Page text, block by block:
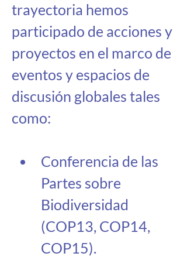
trayectoria hemos
participado de acciones y
proyectos en el marco de
eventos y espacios de
discusión globales tales
como:
Conferencia de las
Partes sobre
Biodiversidad
(COP13, COP14,
COP15).